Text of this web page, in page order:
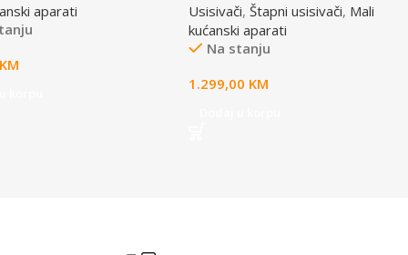
adjustment, Timer,
LCD-display,
aparati
KM
Usisivači, Štapni usisivači, Mali
kućanski aparati
Na stanju
1.299,00 KM